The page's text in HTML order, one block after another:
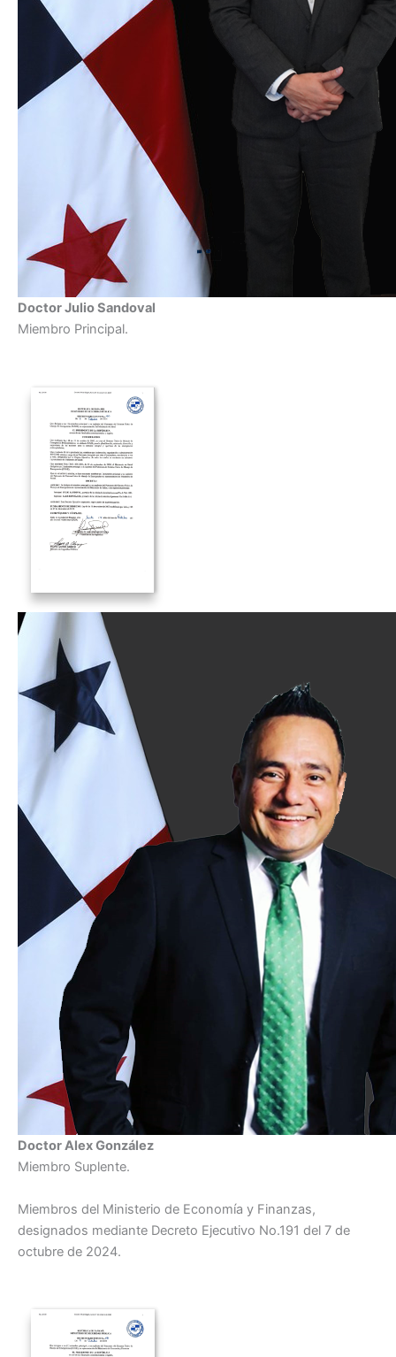
Doctor Julio Sandoval
Miembro Principal.
Doctor Alex González
Miembro Suplente.
Miembros del Ministerio de Economía y Finanzas,
designados mediante Decreto Ejecutivo No.191 del 7 de
octubre de 2024.